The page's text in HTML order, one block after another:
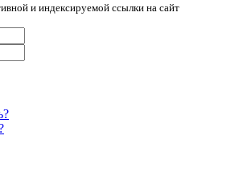
и индексируемой ссылки на сайт